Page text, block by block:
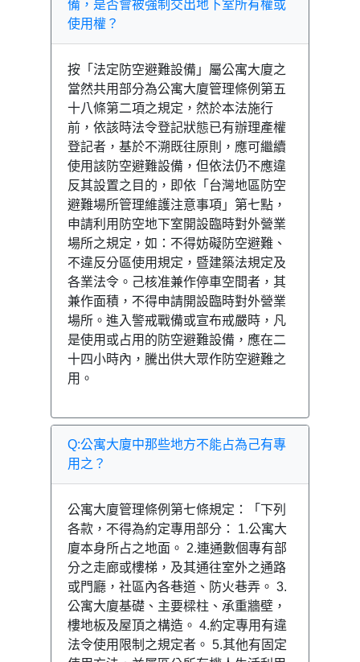
備，是否會被強制交出地下室所有權或
使用權？
按「法定防空避難設備」屬公寓大廈之
當然共用部分為公寓大廈管理條例第五
十八條第二項之規定，然於本法施行
前，依該時法令登記狀態已有辦理產權
登記者，基於不溯既往原則，應可繼續
使用該防空避難設備，但依法仍不應違
反其設置之目的，即依「台灣地區防空
避難場所管理維護注意事項」第七點，
申請利用防空地下室開設臨時對外營業
場所之規定，如：不得妨礙防空避難、
不違反分區使用規定，暨建築法規定及
各業法令。己核准兼作停車空間者，其
兼作面積，不得申請開設臨時對外營業
場所。進入警戒戰備或宣布戒嚴時，凡
是使用或占用的防空避難設備，應在二
十四小時內，騰出供大眾作防空避難之
用。
Q:公寓大廈中那些地方不能占為己有專
用之？
公寓大廈管理條例第七條規定：「下列
各款，不得為約定專用部分： 1.公寓大
廈本身所占之地面。 2.連通數個專有部
分之走廊或樓梯，及其通往室外之通路
或門廳，社區內各巷道、防火巷弄。 3.
公寓大廈基礎、主要樑柱、承重牆壁，
樓地板及屋頂之構造。 4.約定專用有違
法令使用限制之規定者。 5.其他有固定